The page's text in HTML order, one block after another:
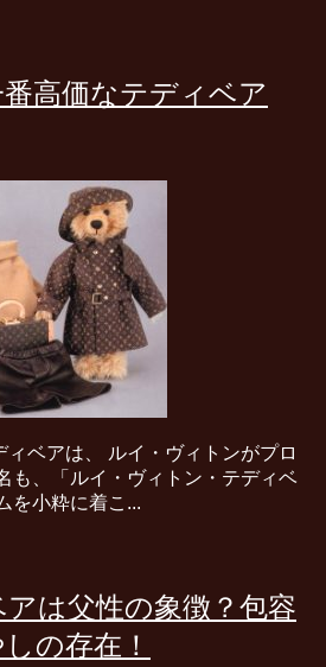
高価なテディベア
ベアは、 ルイ・ヴィトンがプロ
も、「ルイ・ヴィトン・テディベ
を小粋に着こ...
は父性の象徴？包容
の存在！